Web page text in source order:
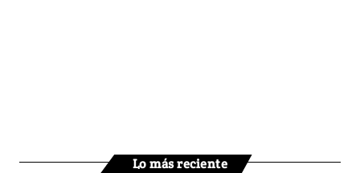
Lo más reciente